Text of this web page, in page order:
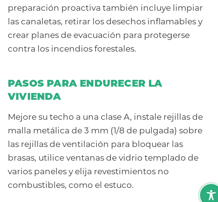
preparación proactiva también incluye limpiar
las canaletas, retirar los desechos inflamables y
crear planes de evacuación para protegerse
contra los incendios forestales.
PASOS PARA ENDURECER LA
VIVIENDA
Mejore su techo a una clase A, instale rejillas de
malla metálica de 3 mm (1/8 de pulgada) sobre
las rejillas de ventilación para bloquear las
brasas, utilice ventanas de vidrio templado de
varios paneles y elija revestimientos no
combustibles, como el estuco.